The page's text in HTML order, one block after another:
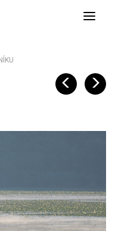
Toggle